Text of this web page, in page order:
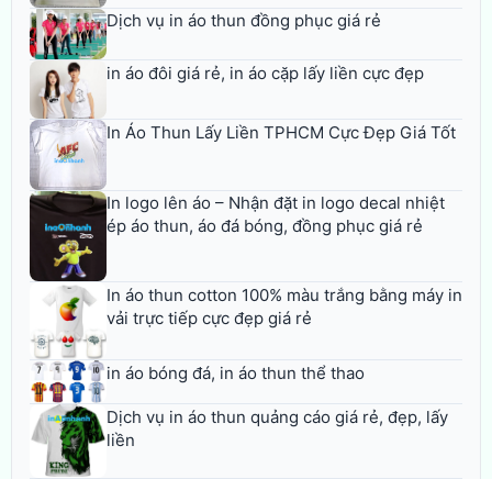
Dịch vụ in áo thun đồng phục giá rẻ
in áo đôi giá rẻ, in áo cặp lấy liền cực đẹp
In Áo Thun Lấy Liền TPHCM Cực Đẹp Giá Tốt
In logo lên áo – Nhận đặt in logo decal nhiệt
ép áo thun, áo đá bóng, đồng phục giá rẻ
In áo thun cotton 100% màu trắng bằng máy in
vải trực tiếp cực đẹp giá rẻ
in áo bóng đá, in áo thun thể thao
Dịch vụ in áo thun quảng cáo giá rẻ, đẹp, lấy
liền